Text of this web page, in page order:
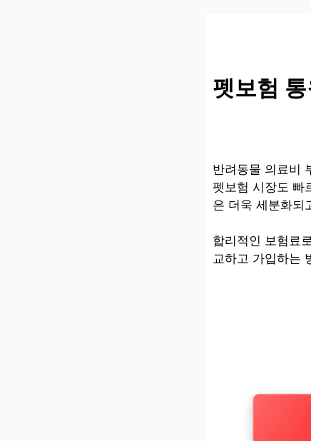
펫보험
반려동물 의료비
펫보험 시장도 빠
은 더욱 세분화되
합리적인 보험료
교하고 가입하는